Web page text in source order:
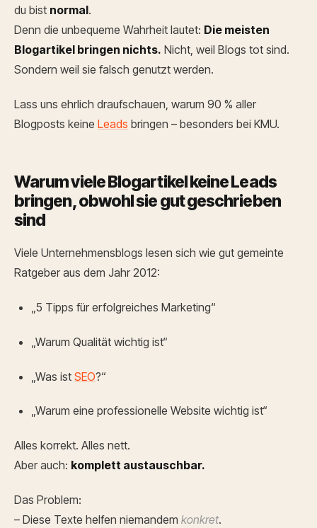
du bist normal.
Denn die unbequeme Wahrheit lautet: Die meisten
Blogartikel bringen nichts. Nicht, weil Blogs tot sind.
Sondern weil sie falsch genutzt werden.
Lass uns ehrlich draufschauen, warum 90 % aller
Blogposts keine Leads bringen – besonders bei KMU.
Warum viele Blogartikel keine Leads
bringen, obwohl sie gut geschrieben
sind
Viele Unternehmensblogs lesen sich wie gut gemeinte
Ratgeber aus dem Jahr 2012:
„5 Tipps für erfolgreiches Marketing“
„Warum Qualität wichtig ist“
„Was ist SEO?“
„Warum eine professionelle Website wichtig ist“
Alles korrekt. Alles nett.
Aber auch: komplett austauschbar.
Das Problem:
– Diese Texte helfen niemandem konkret.